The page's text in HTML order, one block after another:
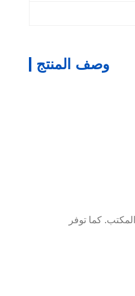
وصف المنتج
كما توفر